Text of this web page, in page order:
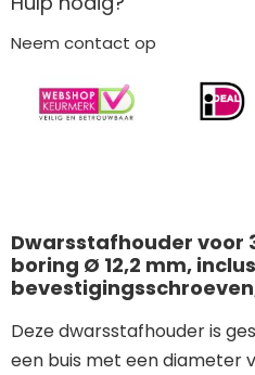
Neem contact op
Dwarsstafhouder voor
boring Ø 12,2 mm,
Deze dwarsstafhouder is
een buis met een diameter